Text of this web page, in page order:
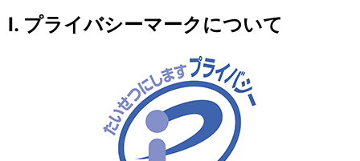
I. プライバシーマークについて